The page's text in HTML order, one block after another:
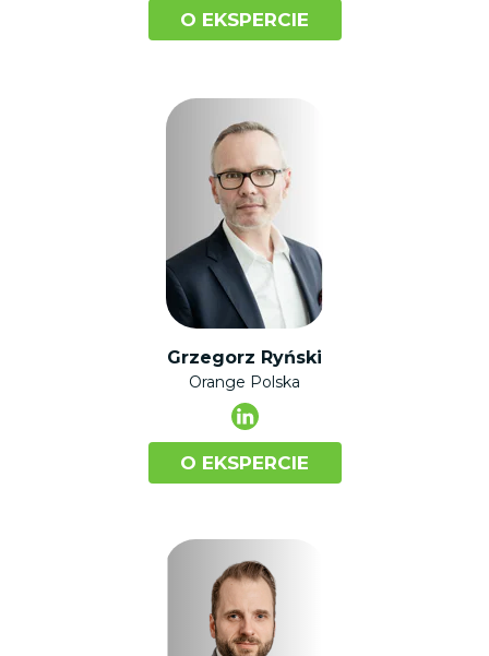
Grzegorz Ryński
Orange Polska
O EKSPERCIE
O EKSPERCIE